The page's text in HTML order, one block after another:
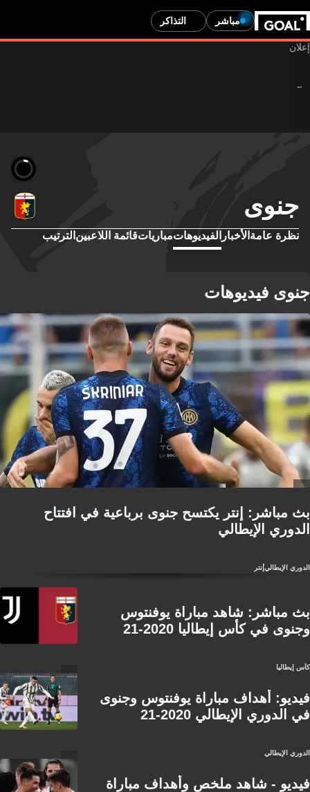
مباشر التذاكر
جنوى
نظرة عامة الأخبار الفيديوهاتمبارياتقائمة اللاعبين الترتيب
جنوى فيديوهات
بث مباشر: إنتر يكتسح جنوى برباعية في افتتاح
الدوري الإيطالي
الدوري الإيطاليإنتر
بث مباشر: شاهد مباراة يوفنتوس
وجنوى في كأس إيطاليا 2020-21
كأس إيطاليا
فيديو: أهداف مباراة يوفنتوس وجنوى
في الدوري الإيطالي 2020-21
الدوري الإيطالي
فيديو - شاهد ملخص وأهداف مباراة